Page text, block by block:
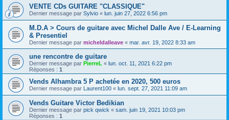
VENTE CDs GUITARE "CLASSIQUE"
Dernier message par Sylvio « lun. juin 27, 2022 6:56 pm
M.D.A > Cours de guitare avec Michel Dalle Ave / E-Learning
& Presentiel
Dernier message par micheldalleave « mar. avr. 19, 2022 8:33 am
une rencontre de guitare
Dernier message par PierreL « lun. oct. 11, 2021 6:22 pm
Réponses : 1
Vends Alhambra 5 P achetée en 2020, 500 euros
Dernier message par Laurent100 « lun. sept. 27, 2021 11:09 am
Vends Guitare Victor Bedikian
Dernier message par pick qwick « sam. juin 19, 2021 10:03 pm
Réponses : 1